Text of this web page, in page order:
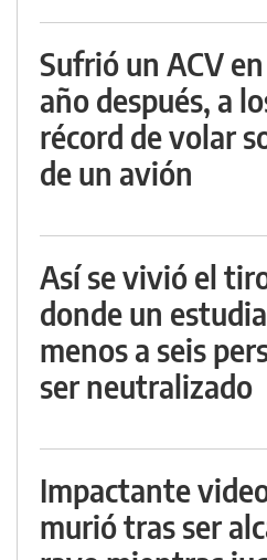
Sufrió un ACV
año después, a
récord de volar
de un avión
Así se vivió el
donde un
menos a seis
ser neutralizado
Impactante
murió tras ser